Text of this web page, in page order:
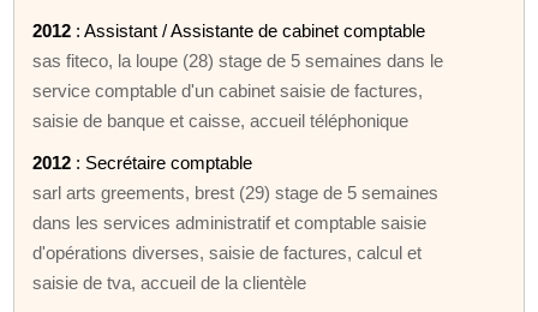
2012 : Assistant / Assistante de cabinet comptable
sas fiteco, la loupe (28) stage de 5 semaines dans le
service comptable d'un cabinet saisie de factures,
saisie de banque et caisse, accueil téléphonique
2012 : Secrétaire comptable
sarl arts greements, brest (29) stage de 5 semaines
dans les services administratif et comptable saisie
d'opérations diverses, saisie de factures, calcul et
saisie de tva, accueil de la clientèle